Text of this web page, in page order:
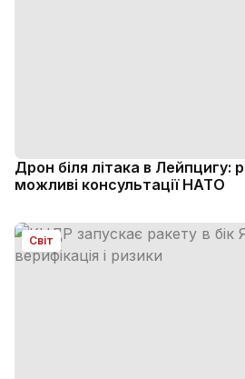
Дрон біля літака в Лейпцигу:
можливі консультації НАТО
Світ